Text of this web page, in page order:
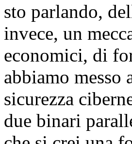
sto parlando,
invece, un
economici, di
abbiamo
sicurezza
due binari